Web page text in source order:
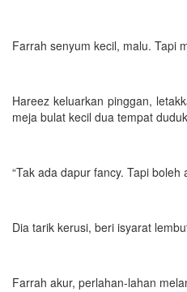
Farrah senyum kecil, malu. Tapi
Hareez keluarkan pinggan,
meja bulat kecil dua tempat
“Tak ada dapur fancy. Tapi boleh
Dia tarik kerusi, beri isyarat
Farrah akur, perlahan-lahan